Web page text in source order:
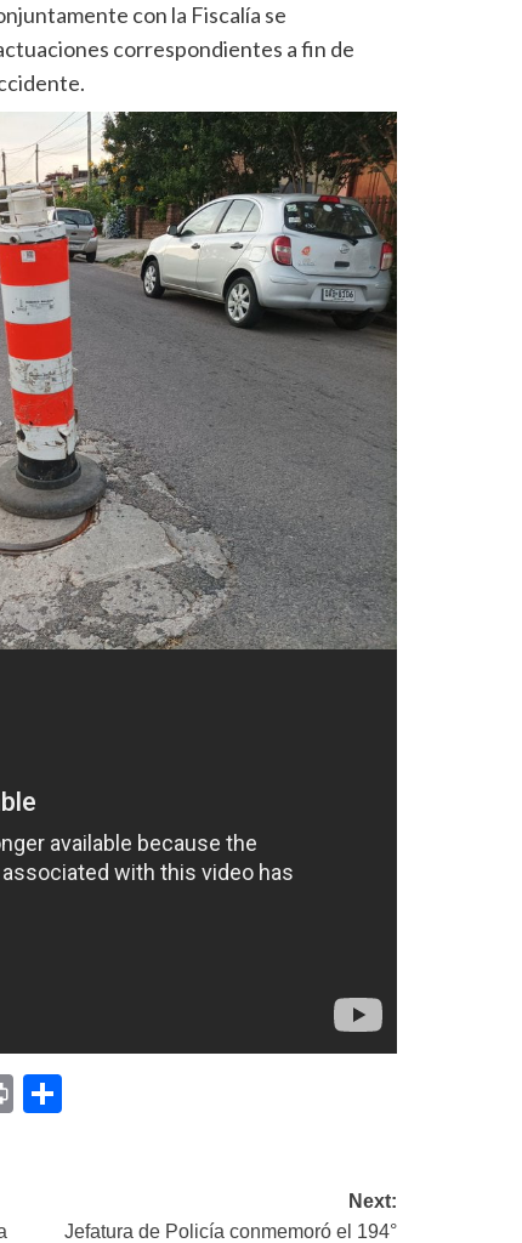
con la Fiscalía se
correspondientes a fin de
Print
Next:
Jefatura de Policía conmemoró el 194°